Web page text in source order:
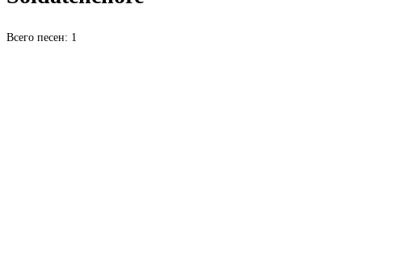
Всего песен: 1